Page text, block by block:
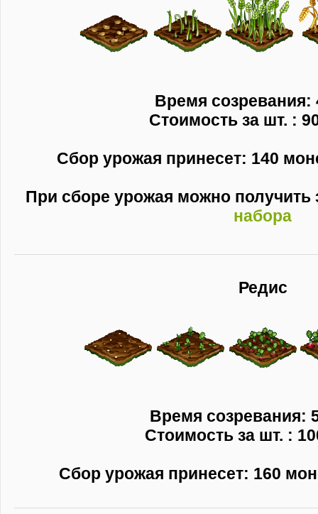
Время созревания:
Стоимость за шт. :
Сбор урожая принесет: 140
При сборе урожая можно
набора
Редис
Время созревания:
Стоимость за шт. :
Сбор урожая принесет: 160